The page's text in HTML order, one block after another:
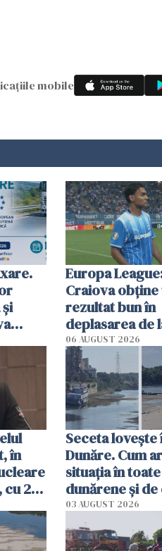
mobile
Europa
Craiova obține
rezultat bun în
deplasarea de
06 AUGUST 2026
în
cu 2
Seceta
Dunăre. Cum
situația în
dunărene și de
România
efectele, deși a
în iulie
03 AUGUST 2026